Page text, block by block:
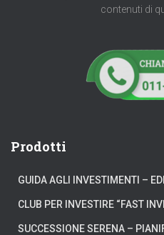
contenuti di
Prodotti
GUIDA AGLI INVESTIMENTI –
CLUB PER INVESTIRE “FAST
SUCCESSIONE SERENA –